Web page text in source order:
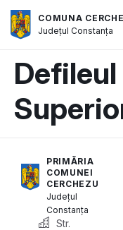
COMUNA
JudețulConstanța
PRIMĂRIA
COMUNEI
CERCHEZU
Județul
Constanța
Str.